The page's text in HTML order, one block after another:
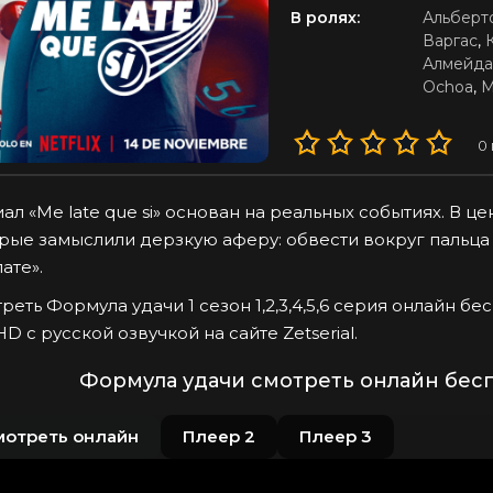
В ролях:
Варгас,
Алмейда
Ochoa,
0
«Me late que si» основан на реальных событиях. В
замыслили дерзкую аферу: обвести вокруг
Формула удачи 1 сезон 1,2,3,4,5,6 серия онлайн
с русской озвучкой на сайте Zetserial.
Формула удачи смотреть онлайн
онлайн Плеер 2 Плеер 3